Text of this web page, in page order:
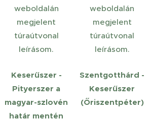
weboldalán
megjelent
túraútvonal
leírásom.
Keserűszer -
Pityerszer a
magyar-szlovén
határ mentén
weboldalán
megjelent
túraútvonal
leírásom.
Szentgotthárd -
Keserűszer
(Őriszentpéter)